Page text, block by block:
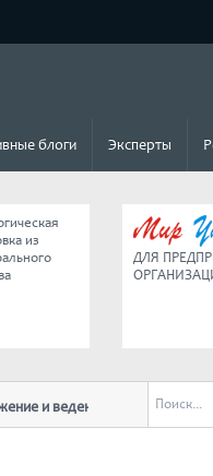
блоги Эксперты
из
ДЛЯ
ведение малого бизнеса в